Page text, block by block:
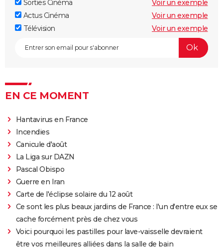
Everything Everywhere All at once : explication du
film aux 7 Oscars et de sa fin
Mission Impossible 8 : Tom Cruise refuse de répondre
à cette question que tout le monde se pose
Mission Impossible 7 : casting, avis, bande-annonce,
Avengers Doomsday : la bande-annonce est enfin
sortie, et on ne comprend plus grand chose au MCU
Tomb Raider : synopsis, Alicia Vikander, streaming,
avis... Tout sur le film sur Lara Croft
Shang Chi : synopsis, casting, scènes post-générique,
streaming, critiques, Disney+...
Uncharted : faut-il connaître le jeu avant de voir le
film ?
Venom : synopsis, casting, streaming, avis... Tout sur
le film avec Tom Hardy
Sorties Cinéma
Voir un exemple
Actus Cinéma
Voir un exemple
Télévision
Voir un exemple
EN CE MOMENT
Hantavirus en France
Incendies
Canicule d'août
La Liga sur DAZN
Pascal Obispo
Guerre en Iran
Carte de l'éclipse solaire du 12 août
Ce sont les plus beaux jardins de France : l'un d'entre eux se
cache forcément près de chez vous
Voici pourquoi les pastilles pour lave-vaisselle devraient
être vos meilleures alliées dans la salle de bain